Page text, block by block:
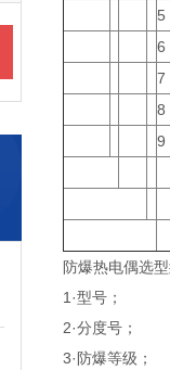
5
6
7
8
9
防爆热电偶选
1·型号；
2·分度号；
3·防爆等级；